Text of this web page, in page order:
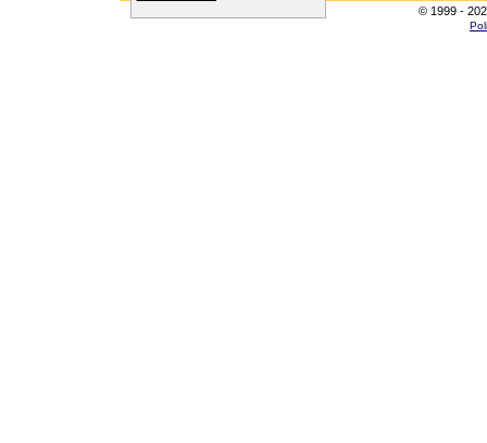
© 1999 -